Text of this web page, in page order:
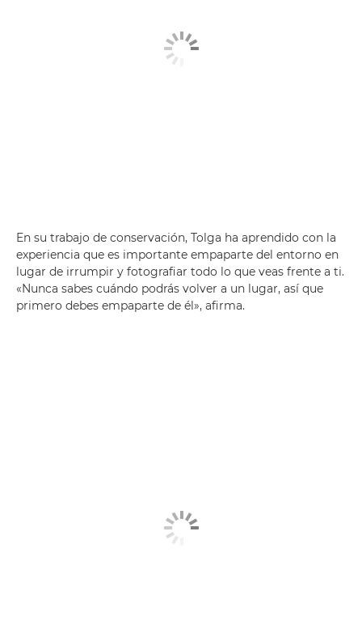
En su trabajo de conservación, Tolga ha aprendido con la
experiencia que es importante empaparte del entorno en
lugar de irrumpir y fotografiar todo lo que veas frente a ti.
«Nunca sabes cuándo podrás volver a un lugar, así que
primero debes empaparte de él», afirma.